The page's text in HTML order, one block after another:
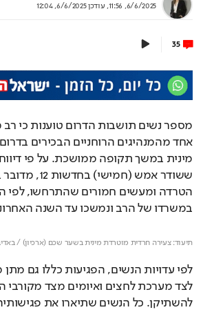
6/6/2025, 11:56
, עודכן6/6/2025, 12:04
35
במשרדו של הרב ונמשכו עד השנה
תיעוד: צעירה חרדית מוטרדת מינית בשער שכם (ארכיון) /